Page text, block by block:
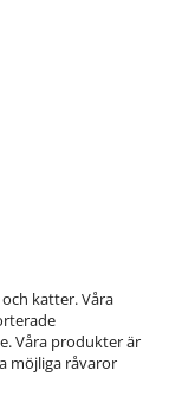
katter. Våra
Våra produkter är
möjliga råvaror